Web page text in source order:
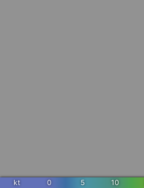
kt 0 5 10